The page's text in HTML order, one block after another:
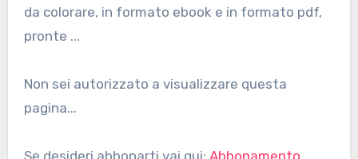
da colorare, in formato ebook e in formato pdf,
pronte ...
Non sei autorizzato a visualizzare questa
pagina...